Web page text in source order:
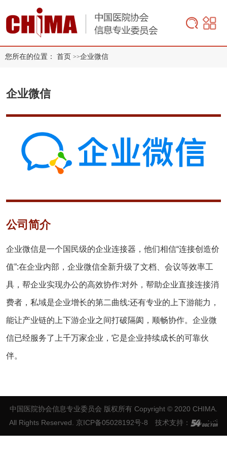
您所在的位置： 首页 >>企业微信
企业微信
公司简介
企业微信是一个国民级的企业连接器，他们相信“连接创造价
值”:在企业内部，企业微信全新升级了文档、会议等效率工
具，帮企业实现办公的高效协作:对外，帮助企业直接连接消
费者，私域是企业增长的第二曲线:还有专业的上下游能力，
能让产业链的上下游企业之间打破隔阂，顺畅协作。企业微
信已经服务了上千万家企业，它是企业持续成长的可靠伙
伴。
中国医院协会信息专业委员会 版权所有 Copyright © 2020 CHIMA.
All Rights Reserved. 京ICP备05028192号-8 技术支持：